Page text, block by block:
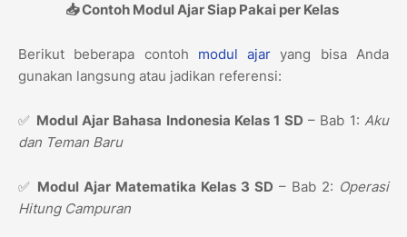
📥 Contoh Modul Ajar Siap Pakai per Kelas
Berikut beberapa contoh modul ajar yang bisa Anda
gunakan langsung atau jadikan referensi:
✅ Modul Ajar Bahasa Indonesia Kelas 1 SD – Bab 1:Aku
dan Teman Baru
✅ Modul Ajar Matematika Kelas 3 SD – Bab 2: Operasi
Hitung Campuran